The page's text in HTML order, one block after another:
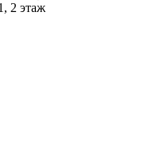
2 этаж